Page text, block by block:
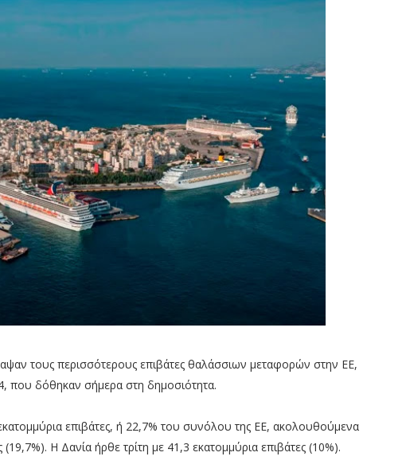
τους περισσότερους επιβάτες θαλάσσιων μεταφορών στην ΕΕ,
που δόθηκαν σήμερα στη δημοσιότητα.
επιβάτες, ή 22,7% του συνόλου της ΕΕ, ακολουθούμενα
Η Δανία ήρθε τρίτη με 41,3 εκατομμύρια επιβάτες (10%).